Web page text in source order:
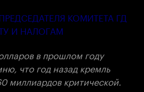
КОМИТЕТА ГД
И НАЛОГАМ
в прошлом году
что год назад кремль
миллиардов критической.